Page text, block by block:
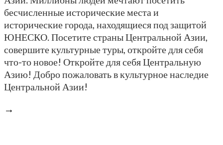
бесчисленные исторические места и
исторические города, находящиеся под защитой
ЮНЕСКО. Посетите страны Центральной Азии,
совершите культурные туры, откройте для себя
что-то новое! Откройте для себя Центральную
Азию! Добро пожаловать в культурное наследие
Центральной Азии!
→